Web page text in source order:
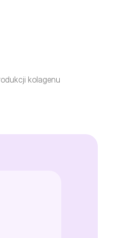
kolagenu